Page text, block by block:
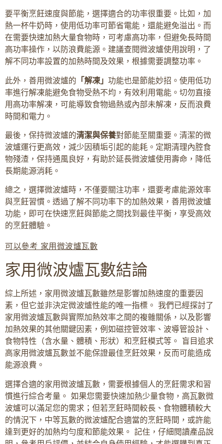
要平衡烹飪速度與節能，選擇適合的功率很重要。比如，加
熱一杯牛奶時，使用低功率可節省電能，還能避免溢出。而
在需要快速加熱大量食物時，可考慮高功率，但避免長時間
高功率操作，以防浪費能源。建議查閱微波爐使用說明，了
解不同功率設置的加熱時間及效果，根據需要調整功率。
此外，善用微波爐的 「解凍」 功能也是節能妙招。使用低功
率進行解凍能避免食物受熱不均，有效利用電能。切勿直接
用高功率解凍，可能導致食物過熱或內部未解凍，反而浪費
時間和電力。
最後，保持微波爐的清潔與保養對節能至關重要。清潔的微
波爐運行更高效，減少因積垢引起的能耗。定期清理內腔食
物殘渣，保持通風良好，有助於延長微波爐使用壽命，降低
長期能源消耗。
總之，選擇微波爐時，不僅要關注功率，還要考慮能源效率
與烹飪習慣。透過了解不同功率下的加熱效果，善用微波爐
功能，即可在快速烹飪與節能之間找到最佳平衡，享受高效
的烹飪體驗。
可以參考 家用微波爐瓦數
家用微波爐瓦數結論
綜上所述，家用微波爐瓦數雖然是影響加熱速度的重要因
素，但它並非決定微波爐性能的唯一指標。 我們已經探討了
家用微波爐瓦數與實際加熱效率之間的複雜關係，以及影響
加熱效果的其他關鍵因素，例如磁控管效率、波導管設計、
食物特性（含水量、體積、形狀）和烹飪模式等。 盲目追求
高家用微波爐瓦數並不能保證最佳烹飪效果，反而可能造成
能源浪費。
選擇合適的家用微波爐瓦數，需要根據個人的烹飪需求和習
慣進行綜合考量。 如果您需要快速加熱少量食物，高瓦數微
波爐可以滿足您的需求；但若烹飪時間較長、食物體積較大
的情況下，中等瓦數的微波爐配合適當的烹飪時間，或許能
達到更好的加熱均勻度和節能效果。 記住，仔細閱讀產品說